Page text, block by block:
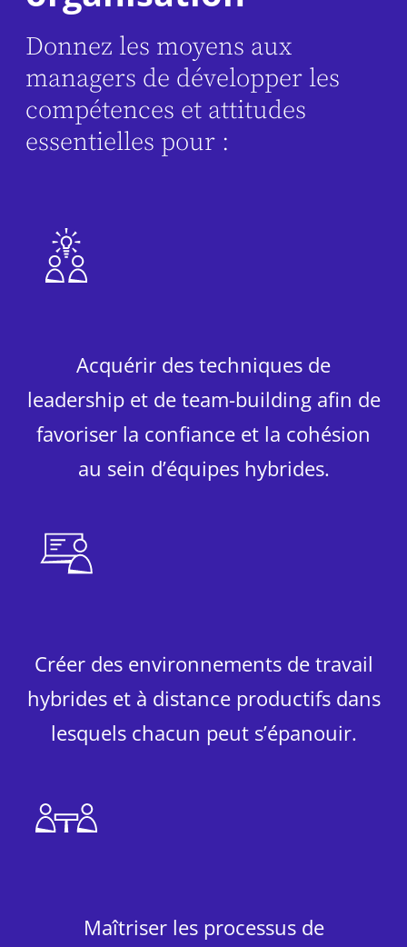
Donnez les moyens aux
managers de développer les
compétences et attitudes
essentielles pour :
Acquérir des techniques de
leadership et de team-building afin de
favoriser la confiance et la cohésion
au sein d’équipes hybrides.
Créer des environnements de travail
hybrides et à distance productifs dans
lesquels chacun peut s’épanouir.
Maîtriser les processus de